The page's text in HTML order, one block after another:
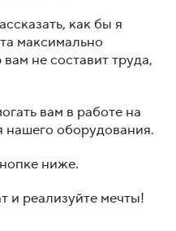
как бы я
максимально
не составит труда,
вам в работе на
нашего оборудования.
ниже.
и реализуйте мечты!